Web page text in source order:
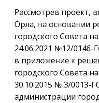
Рассмотрев проект,
Орла, на основании
городского Совета
24.06.2021 №12/0146-
в приложение к
городского Совета
30.10.2015 № 3/0013-
администрации